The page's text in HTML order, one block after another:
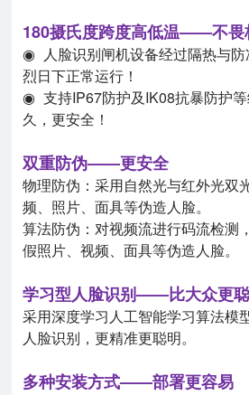
180摄氏度跨度高低温——不畏
◉ 人脸识别闸机设备经过隔热与
烈日下正常运行！
◉
支持IP67防护及IK08抗暴防护
久，更安全！
双重防伪——更安全
物理防伪：采用自然光与红外光双
频、照片、面具等伪造人脸。
算法防伪：对视频流进行码流检测
假照片、视频、面具等伪造人脸。
学习型人脸识别——比大众更
采用深度学习人工智能学习算法模
人脸识别，更精准更聪明。
多种安装方式——部署更容易